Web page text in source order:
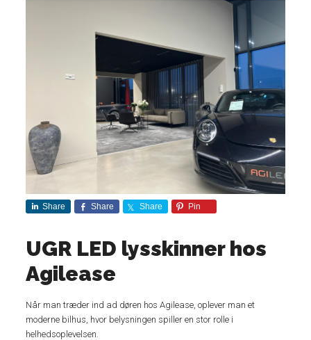
Share Share Share Pin
UGR LED lysskinner hos
Agilease
Når man træder ind ad døren hos Agilease, oplever man et
moderne bilhus, hvor belysningen spiller en stor rolle i
helhedsoplevelsen.